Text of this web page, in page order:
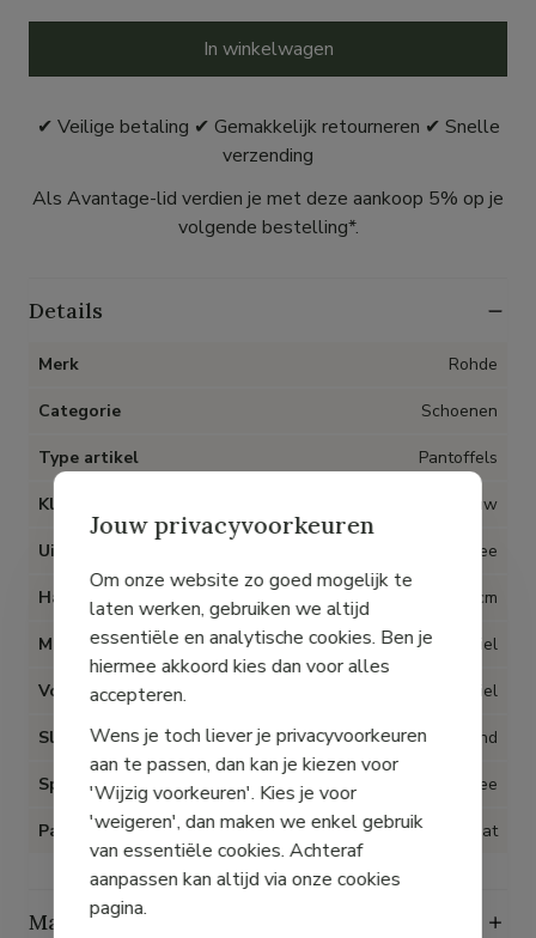
In winkelwagen
✔ Veilige betaling ✔ Gemakkelijk retourneren ✔ Snelle
verzending
Als Avantage-lid verdien je met deze aankoop 5% op je
volgende bestelling*.
Details
Merk Rohde
Categorie Schoenen
Type artikel Pantoffels
Kleur Blauw
Uitneembare inlegzolen Nee
Hak 2 cm
Materiaal Textiel
Voering Textiel
Sluiting Klittenband
Speciaal voor Hallux Valgus Nee
Pasvorm Op maat
Maattabel
Jouw privacyvoorkeuren
Om onze website zo goed mogelijk te
laten werken, gebruiken we altijd
essentiële en analytische cookies. Ben je
hiermee akkoord kies dan voor alles
accepteren.
Wens je toch liever je privacyvoorkeuren
aan te passen, dan kan je kiezen voor
'Wijzig voorkeuren'. Kies je voor
'weigeren', dan maken we enkel gebruik
van essentiële cookies. Achteraf
aanpassen kan altijd via onze cookies
pagina.